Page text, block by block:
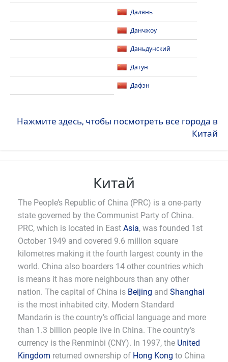
Далянь
Данчжоу
Даньдунский
Датун
Дафэн
Нажмите здесь, чтобы посмотреть все города в
Китай
Китай
The People’s Republic of China (PRC) is a one-party
state governed by the Communist Party of China.
PRC, which is located in East Asia, was founded 1st
October 1949 and covered 9.6 million square
kilometres making it the fourth largest county in the
world. China also boarders 14 other countries which
is means it has more neighbours than any other
nation. The capital of China is Beijing and Shanghai
is the most inhabited city. Modern Standard
Mandarin is the country’s official language and more
than 1.3 billion people live in China. The country’s
currency is the Renminbi (CNY). In 1997, the United
Kingdom returned ownership of Hong Kong to China